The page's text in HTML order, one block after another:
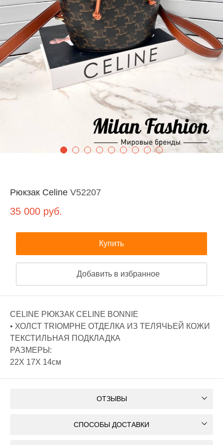
Рюкзак Celine V52207
35 000 руб.
Купить
Добавить в избранное
CELINE РЮКЗАК CELINE BONNIE
• ХОЛСТ TRIOMPHE ОТДЕЛКА ИЗ ТЕЛЯЧЬЕЙ КОЖИ
ТЕКСТИЛЬНАЯ ПОДКЛАДКА
РАЗМЕРЫ:
22X 17X 14см
ОТЗЫВЫ
СПОСОБЫ ДОСТАВКИ